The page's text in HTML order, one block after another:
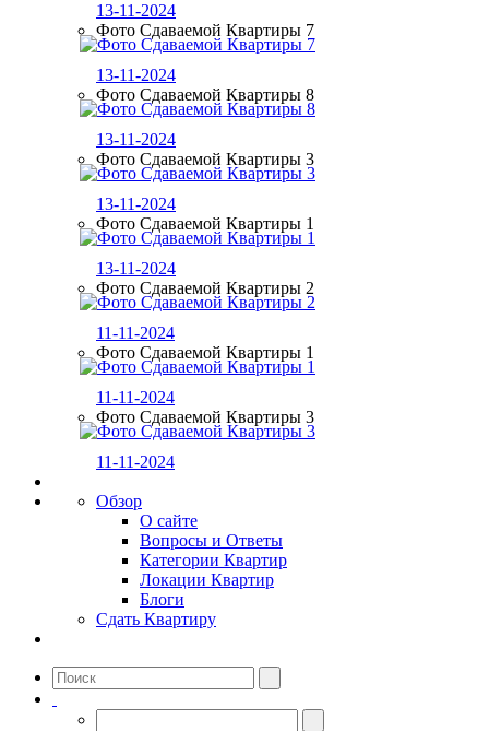
13-11-2024
Фото Сдаваемой Квартиры 7
13-11-2024
Фото Сдаваемой Квартиры 8
13-11-2024
Фото Сдаваемой Квартиры 3
13-11-2024
Фото Сдаваемой Квартиры 1
13-11-2024
Фото Сдаваемой Квартиры 2
11-11-2024
Фото Сдаваемой Квартиры 1
11-11-2024
Фото Сдаваемой Квартиры 3
11-11-2024
Обзор
О сайте
Вопросы и Ответы
Категории Квартир
Локации Квартир
Блоги
Сдать Квартиру